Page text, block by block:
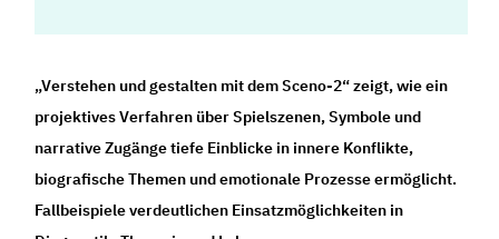
„Verstehen und gestalten mit dem Sceno-2“ zeigt, wie ein
projektives Verfahren über Spielszenen, Symbole und
narrative Zugänge tiefe Einblicke in innere Konflikte,
biografische Themen und emotionale Prozesse ermöglicht.
Fallbeispiele verdeutlichen Einsatzmöglichkeiten in